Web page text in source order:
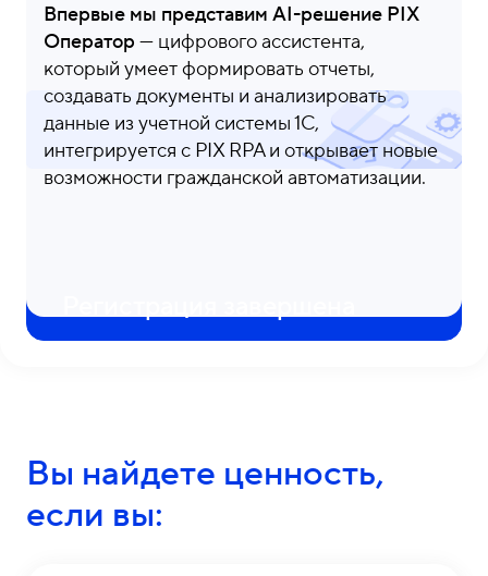
Впервые мы представим AI-решение PIX
Оператор — цифрового ассистента,
который умеет формировать отчеты,
создавать документы и анализировать
данные из учетной системы 1С,
интегрируется с PIX RPA и открывает новые
возможности гражданской автоматизации.
Вы найдете ценность,
если вы: